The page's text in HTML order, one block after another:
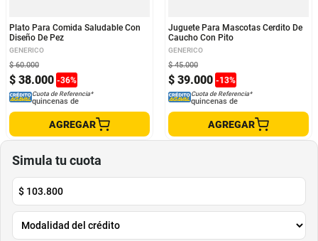
Plato Para Comida Saludable Con
Diseño De Pez
GENERICO
$ 38.000 -36%
$ 60.000
Cuota de Referencia*
quincenas de
AGREGAR
Juguete Para Mascotas Cerdito De
Caucho Con Pito
GENERICO
$ 39.000 -13%
$ 45.000
Cuota de Referencia*
quincenas de
AGREGAR
Simula tu cuota
$ 103.800